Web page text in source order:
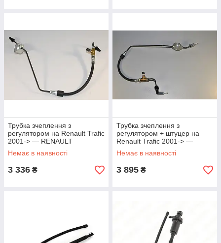
Трубка зчеплення з
регулятором на Renault Trafic
2001-> — RENAULT
(Оригінал) - 8200031594
Немає в наявності
3 336 ₴
Трубка зчеплення з
регулятором + штуцер на
Renault Trafic 2001-> —
RENAULT (Оригінал) -
8200860426
Немає в наявності
3 895 ₴